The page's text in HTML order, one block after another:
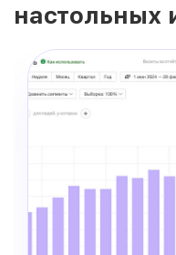
настольных